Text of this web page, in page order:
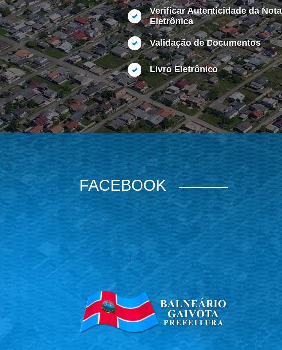
Verificar Autenticidade da Nota
Eletrônica
Validação de Documentos
Livro Eletrônico
FACEBOOK